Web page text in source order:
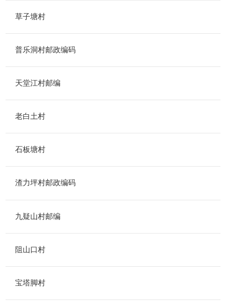
草子塘村
普乐洞村邮政编码
天堂江村邮编
老白土村
石板塘村
渣力坪村邮政编码
九疑山村邮编
阻山口村
宝塔脚村